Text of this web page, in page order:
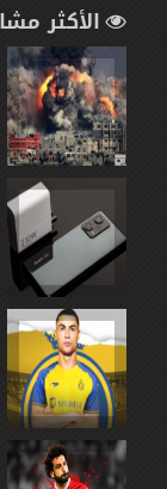
الأكثر